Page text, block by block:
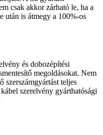
csak akkor zárható le, ha a
után is átmegy a 100%-os
és dobozépítési
megoldásokat. Nem
szerszámgyártást teljes
szerelvény gyárthatósági